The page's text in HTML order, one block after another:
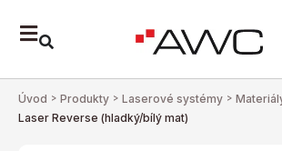
Úvod > Produkty > Laserové systémy >
Laser Reverse (hladký/bílý mat)